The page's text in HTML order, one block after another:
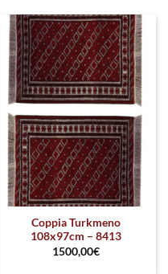
Coppia Turkmeno
108x97cm – 8413
1500,00€